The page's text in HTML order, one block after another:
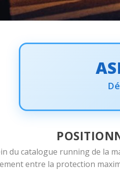
du catalogue running de la
entre la protection